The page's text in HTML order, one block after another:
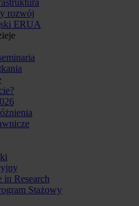
rozwój
ERUA
in Research
Stażowy